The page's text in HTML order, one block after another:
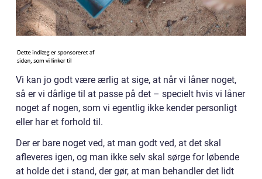
Vi kan jo godt være ærlig at sige, at når vi låner noget,
så er vi dårlige til at passe på det – specielt hvis vi låner
noget af nogen, som vi egentlig ikke kender personligt
eller har et forhold til.
Der er bare noget ved, at man godt ved, at det skal
afleveres igen, og man ikke selv skal sørge for løbende
at holde det i stand, der gør, at man behandler det lidt